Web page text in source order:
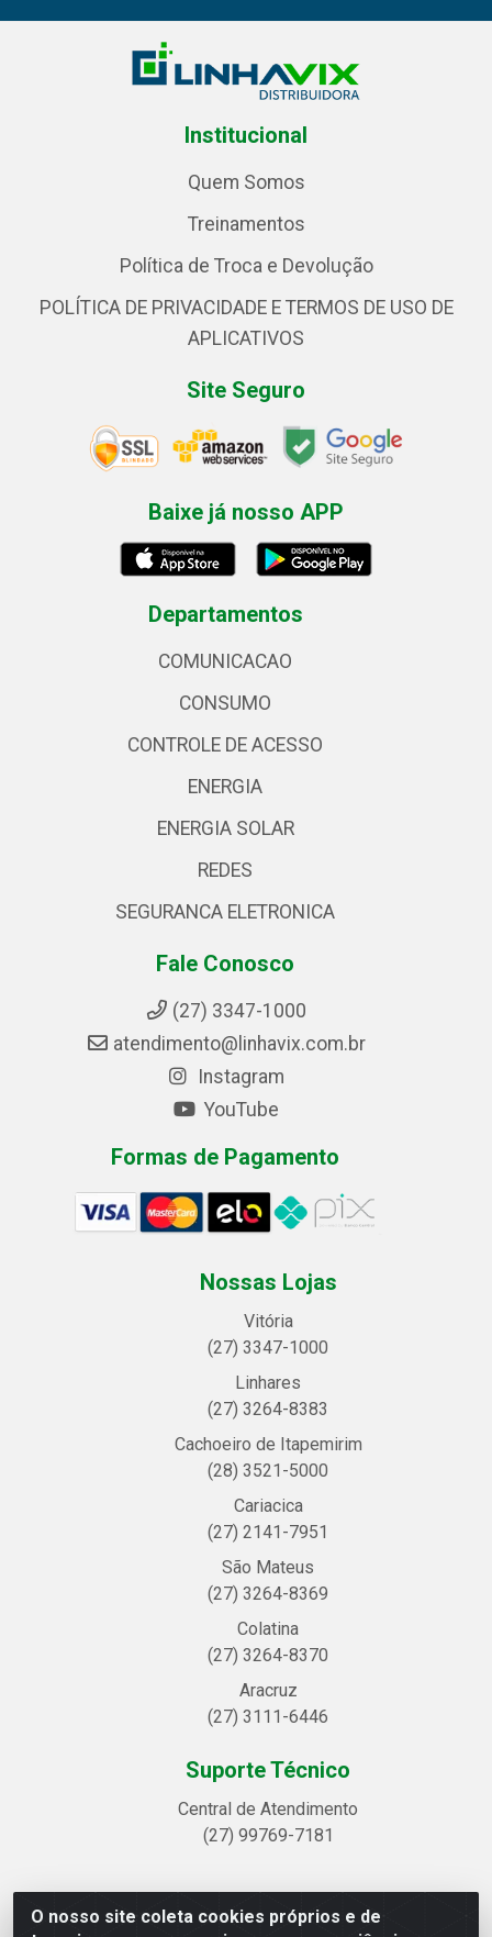
O nosso site coleta cookies próprios e de
Institucional
Quem Somos
Treinamentos
Política de Troca e Devolução
POLÍTICA DE PRIVACIDADE E TERMOS DE USO DE
APLICATIVOS
Site Seguro
Baixe já nosso APP
Departamentos
COMUNICACAO
CONSUMO
CONTROLE DE ACESSO
ENERGIA
ENERGIA SOLAR
REDES
SEGURANCA ELETRONICA
Fale Conosco
(27) 3347-1000
atendimento@linhavix.com.br
Instagram
YouTube
Formas de Pagamento
Nossas Lojas
Vitória
(27) 3347-1000
Linhares
(27) 3264-8383
Cachoeiro de Itapemirim
(28) 3521-5000
Cariacica
(27) 2141-7951
São Mateus
(27) 3264-8369
Colatina
(27) 3264-8370
Aracruz
(27) 3111-6446
Suporte Técnico
Central de Atendimento
(27) 99769-7181
Linhavix Distribuidora LTDA - Avenida Alegre, 2521 -